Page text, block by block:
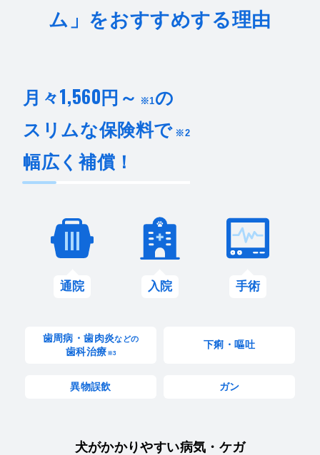
ム」をおすすめする理由
月々1,560 円～ ※1の
スリムな保険料で ※2
幅広く補償！
通院 入院 手術
歯周病・歯肉炎などの
歯科治療 ※3
下痢・嘔吐
異物誤飲 ガン
犬がかかりやすい病気・ケガ